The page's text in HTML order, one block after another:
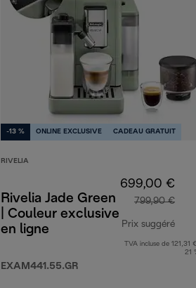
-13 % ONLINE EXCLUSIVE CADEAU GRATUIT
RIVELIA
Rivelia Jade Green
| Couleur exclusive
en ligne
EXAM441.55.GR
699,00 €
799,90 €
Prix suggéré
prix
TVA incluse de 121,31
21